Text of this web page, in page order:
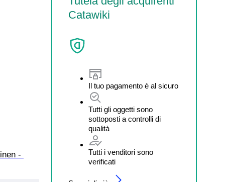
Catawiki
Il tuo pagamento è al sicuro
Tutti gli oggetti sono
sottoposti a controlli di
qualità
Tutti i venditori sono
verificati
-